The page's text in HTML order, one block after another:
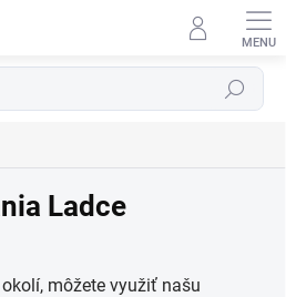
Hľadať
Ladce
okolí, môžete využiť našu